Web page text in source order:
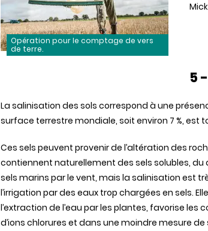
Opération pour le comptage de vers
de terre.
5
La salinisation des sols correspond à une
surface terrestre mondiale, soit environ 7 %, est
Ces sels peuvent provenirde l’altération des
contiennent naturellement des sels solubles, du
sels marins par le vent, mais la salinisation est
l’irrigation pardes eaux trop chargées en sels.
l’extraction de l’eau par les plantes, favorise les
d’ions chlorures et dans une moindre mesure de